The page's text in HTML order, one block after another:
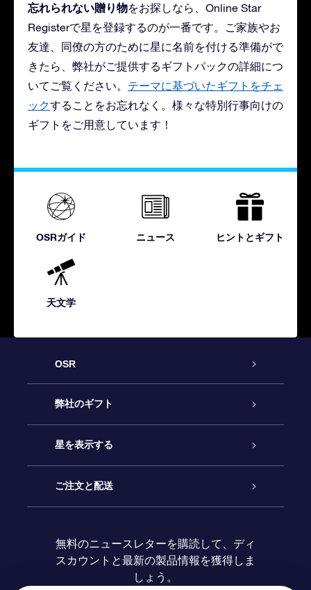
忘れられない贈り物をお探しなら、Online Star
Registerで星を登録するのが一番です。ご家族やお
友達、同僚の方のために星に名前を付ける準備がで
きたら、弊社がご提供するギフトパックの詳細につ
いてご覧ください。 テーマに基づいたギフトをチェ
ックすることをお忘れなく。様々な特別行事向けの
ギフトをご用意しています！
OSRガイド ニュース ヒントとギフト
天文学
OSR
カスタマーサービス
お問い合わせ
ブログ
レビュー
弊社のギフト
Online Starギフト
OSRギフトパック
OSR ギフトカード
星を表示する
星の登録
カスタマイズされたStar Page
ご注文と配送
お支払いに関する情報
無料のニュースレターを購読して、ディ
スカウントと最新の製品情報を獲得しま
しょう。